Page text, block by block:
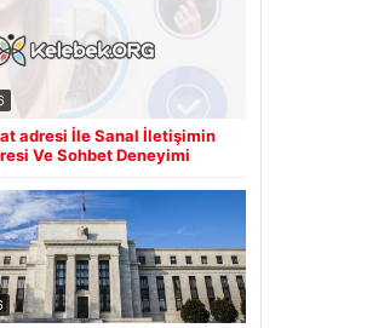
adresi İle Sanal İletişimin
Ve Sohbet Deneyimi